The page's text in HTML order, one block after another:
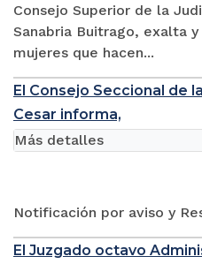
Consejo Superior de la
Sanabria Buitrago, exalta
mujeres que hacen...
El Consejo Seccional de
Cesar informa,
Notificación por aviso y
Más detalles
El Juzgado octavo